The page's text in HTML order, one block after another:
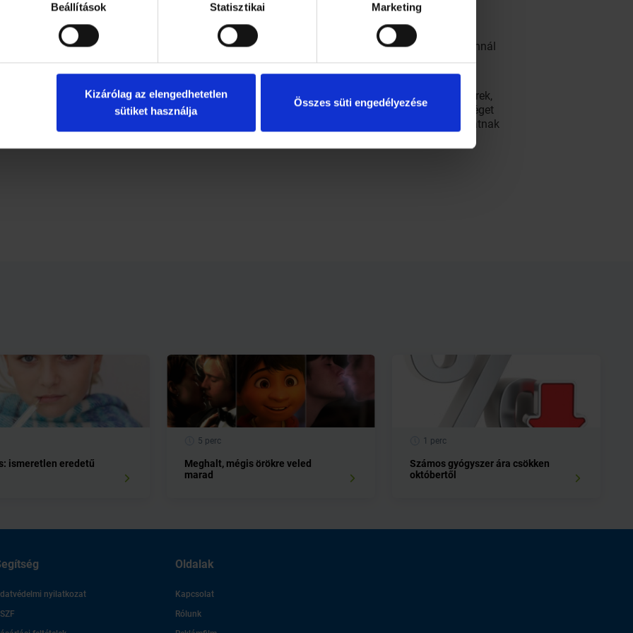
Beállítások Statisztikai Marketing
Kizárólag az elengedhetetlen
sütiket használja
Összes süti engedélyezése
a nőket.
választani és így kitölteni a sokszor teherként kapott szabadidőt. Minél idősebb valaki, annál
új, kikapcsolódásra alkalmas szabadidős vagy társadalmi elfoglaltságba kezd bele.
hatása is: a tudományos megfigyelések szerint vannak kifejezetten kreatív, produktív emberek,
és értékeset alkotni. Az öregkori magány által veszélyeztetett idősek számára nagy lehetőséget
egyre nagyobb népszerűségnek örvendő internet. A virtuális világban is egymásra találhatnak
pedig elmélyedhetnek – sőt, igen gyakran személyes kapcsolatokká alakulnak.
ismeretlen eredetű
5 perc
Meghalt, mégis örökre veled
marad
1 perc
Számos gyógyszer ára csökken
októbertől
nyilatkozat
Oldalak
Kapcsolat
Rólunk